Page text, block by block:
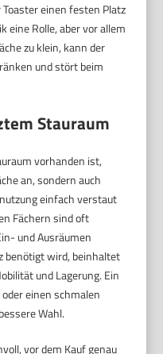
einen festen Platz
eine Rolle, aber vor allem
zu klein, kann der
und stört beim
Stauraum
vorhanden ist,
an, sondern auch
einfach verstaut
Fächern sind oft
und Ausräumen
benötigt wird, beinhaltet
und Lagerung. Ein
einen schmalen
Wahl.
vor dem Kauf genau